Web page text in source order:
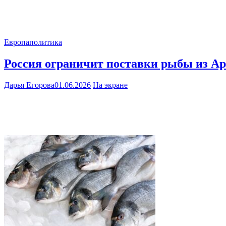
Европаполитика
Россия ограничит поставки рыбы из
Дарья Егорова01.06.2026 На экране